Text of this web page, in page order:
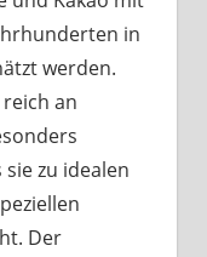
in
werden.
an
zu idealen
Der